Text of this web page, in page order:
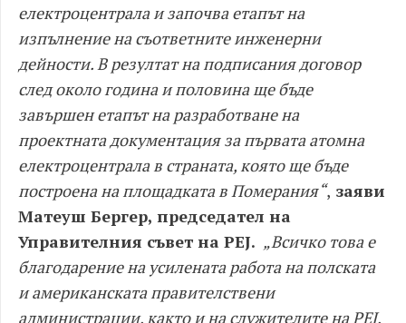
електроцентрала и започва етапът на
изпълнение на съответните инженерни
дейности. В резултат на подписания договор
след около година и половина ще бъде
завършен етапът на разработване на
проектната документация за първата атомна
електроцентрала в страната, която ще бъде
построена на площадката в Померания“, заяви
Матеуш Бергер, председател на
Управителния съвет на PEJ. „Всичко това е
благодарение на усилената работа на полската
и американската правителствени
администрации, както и на служителите на PEJ,